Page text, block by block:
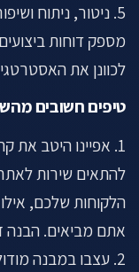
לכוונן את
טיפים חשובים
1. אפיינו היטב את
להתאים שירות
הלקוחות שלכם,
אתם מביאים. הבנה
2. עצבו במבנה